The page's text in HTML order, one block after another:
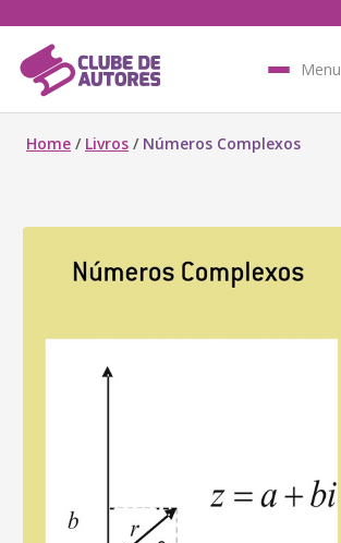
Menu
Home / Livros / Números Complexos